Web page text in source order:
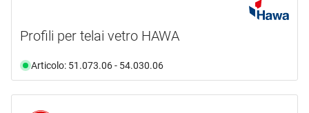
Profili per telai vetro HAWA
Articolo: 51.073.06 - 54.030.06